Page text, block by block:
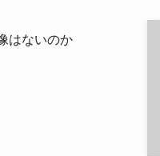
はないのか